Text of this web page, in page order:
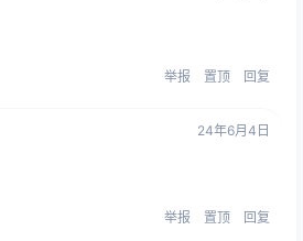
举报 置顶 回复
24年6月4日
举报 置顶 回复